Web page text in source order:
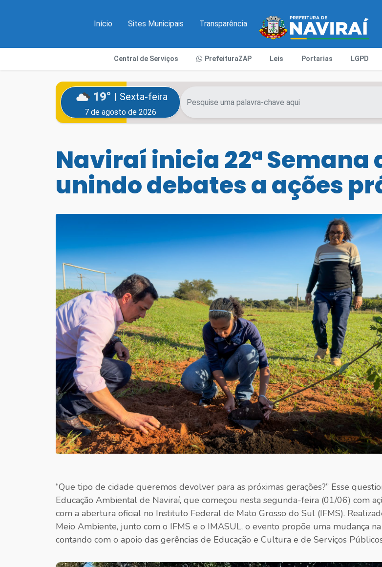
Início Sites Municipais Transparência
Central de Serviços PrefeituraZAP Leis Portarias LGPD
19° | Sexta-feira
7 de agosto de 2026
Naviraí inicia 22ª Semana
unindo debates a ações
“Que tipo de cidade queremos devolver para as próximas gerações?” Esse
Educação Ambiental de Naviraí, que começou nesta segunda-feira (01/06) com
com a abertura oficial no Instituto Federal de Mato Grosso do Sul (IFMS).
Meio Ambiente, junto com o IFMS e o IMASUL, o evento propõe uma mudança
contando com o apoio das gerências de Educação e Cultura e de Serviços